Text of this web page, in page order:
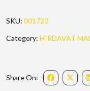
SKU: 001720
Category: HIRDAVAT
Share On: